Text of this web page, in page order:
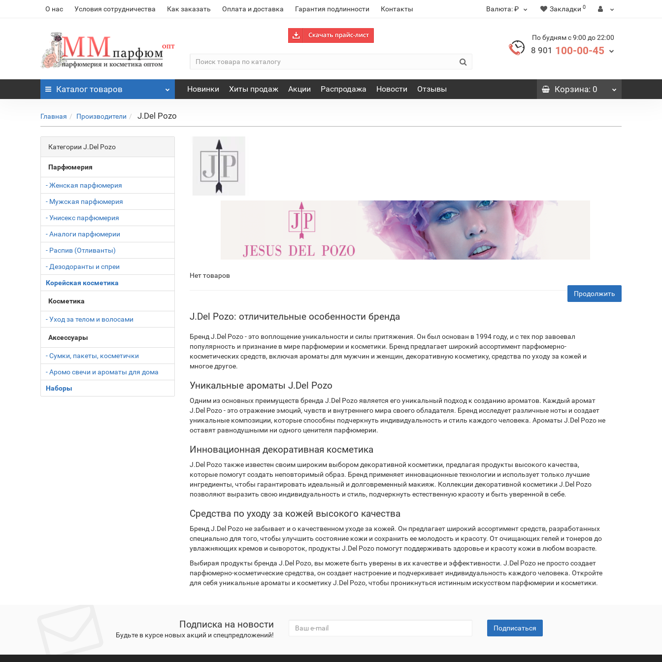
О нас Условия сотрудничества Как заказать Оплата и доставка Гарантия подлинности Контакты Валюта:₽ Закладки 0
По будням с 9:00 до 22:00
8 901 100-00-45
Каталог товаров Новинки Хиты продаж Акции Распродажа Новости Отзывы Корзина: 0
Главная Производители J.Del Pozo
Категории J.Del Pozo
Парфюмерия
- Женская парфюмерия
- Мужская парфюмерия
- Унисекс парфюмерия
- Аналоги парфюмерии
- Распив (Отливанты)
- Дезодоранты и спреи
Корейская косметика
Косметика
- Уход за телом и волосами
Аксессуары
- Сумки, пакеты, косметички
- Аромо свечи и ароматы для дома
Наборы
Нет товаров
Продолжить
J.Del Pozo: отличительные особенности бренда
Бренд J.Del Pozo - это воплощение уникальности и силы притяжения. Он был основан в 1994 году, и с тех пор завоевал
популярность и признание в мире парфюмерии и косметики. Бренд предлагает широкий ассортимент парфюмерно-
косметических средств, включая ароматы для мужчин и женщин, декоративную косметику, средства по уходу за кожей и
многое другое.
Уникальные ароматы J.Del Pozo
Одним из основных преимуществ бренда J.Del Pozo является его уникальный подход к созданию ароматов. Каждый аромат
J.Del Pozo - это отражение эмоций, чувств и внутреннего мира своего обладателя. Бренд исследует различные ноты и создает
уникальные композиции, которые способны подчеркнуть индивидуальность и стиль каждого человека. Ароматы J.Del Pozo не
оставят равнодушными ни одного ценителя парфюмерии.
Инновационная декоративная косметика
J.Del Pozo также известен своим широким выбором декоративной косметики, предлагая продукты высокого качества,
которые помогут создать неповторимый образ. Бренд применяет инновационные технологии и использует только лучшие
ингредиенты, чтобы гарантировать идеальный и долговременный макияж. Коллекции декоративной косметики J.Del Pozo
позволяют выразить свою индивидуальность и стиль, подчеркнуть естественную красоту и быть уверенной в себе.
Средства по уходу за кожей высокого качества
Бренд J.Del Pozo не забывает и о качественном уходе за кожей. Он предлагает широкий ассортимент средств, разработанных
специально для того, чтобы улучшить состояние кожи и сохранить ее молодость и красоту. От очищающих гелей и тонеров до
увлажняющих кремов и сывороток, продукты J.Del Pozo помогут поддерживать здоровье и красоту кожи в любом возрасте.
Выбирая продукты бренда J.Del Pozo, вы можете быть уверены в их качестве и эффективности. J.Del Pozo не просто создает
парфюмерно-косметические средства, он создает настроение и подчеркивает индивидуальность каждого человека. Откройте
для себя уникальные ароматы и косметику J.Del Pozo, чтобы проникнуться истинным искусством парфюмерии и косметики.
Подписка на новости
Будьте в курсе новых акций и спецпредложений!
Подписаться